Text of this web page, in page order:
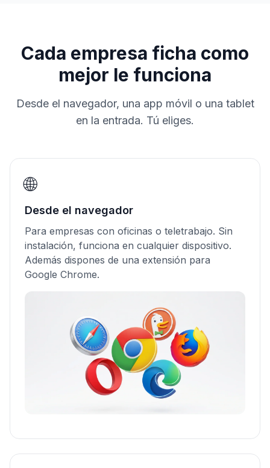
Cada empresa ficha como
mejor le funciona
Desde el navegador, una app móvil o una tablet
en la entrada. Tú eliges.
🌐
Desde el navegador
Para empresas con oficinas o teletrabajo. Sin
instalación, funciona en cualquier dispositivo.
Además dispones de una extensión para
Google Chrome.